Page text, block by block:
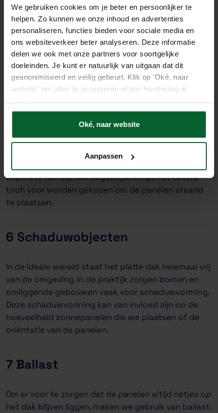
We gebruiken cookies om je beter en persoonlijker te
helpen. Zo kunnen we onze inhoud en advertenties
personaliseren, functies bieden voor sociale media en
ons websiteverkeer beter analyseren. Deze informatie
delen we ook met onze partners voor soortgelijke
doeleinden. Je kunt er natuurlijk van uitgaan dat dit
geanonimiseerd en veilig gebeurt. Klik op 'Oké, naar
website' om alles te accepteren of pas handmatig je
Oké, naar website
Aanpassen
Hoeveel panelen die we plaatsen hangt af van de
gewenste opbrengst, het soort panelen, of we ze
liggend of staand plaatsen en de beschikbare
ruimte op het dak. Daarnaast houden we rekening
met schaduwobjecten.
5 Liggend of staand?
Op een plak dat kiest men er in tegenstelling tot
een schuin dak meestal voor om de zonnepanelen
beperkte ruimte, montagebeperkingen et cetera
toch voor worden gekozen om de panelen staand
te plaatsen.
6 Schaduwobjecten
In de ideale wereld staat het platte dak helemaal vrij
van de omgeving. In de praktijk zorgen bomen en
omliggende gebouwen vaak voor schaduwvorming.
Deze schaduwvorming kan van invloed zijn op de
hoeveelheid zonnepanelen die we plaatsen of de
oriëntatie van de panelen.
7 Ballast
Om er voor te zorgen dat de panelen altijd netjes op
het dak blijven liggen, maken we gebruik van ballast.